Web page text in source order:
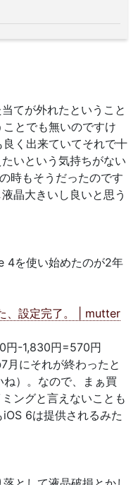
てが外れたということ
とでも無いのですけ
く出来ていてそれで十
いという気持ちがない
時もそうだったのです
晶大きいし良いと思う
4を使い始めたのが2年
、設定完了。 | mutter
円-1,830円=570円
月にそれが終わったと
）。なので、まぁ買
ングと言えないことも
6は提供されるみた